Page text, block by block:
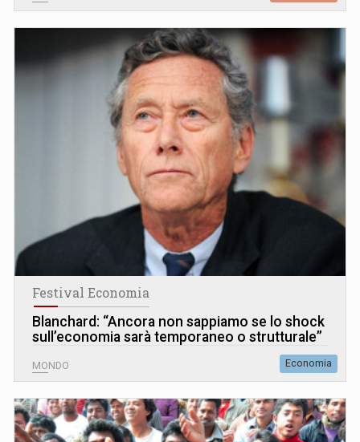
Festival Economia
Blanchard: “Ancora non sappiamo se lo shock
sull’economia sarà temporaneo o strutturale”
MONDO Economia